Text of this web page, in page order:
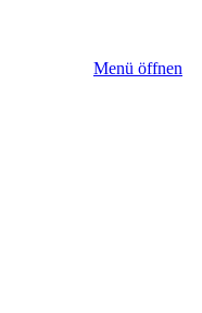
Menü öffnen